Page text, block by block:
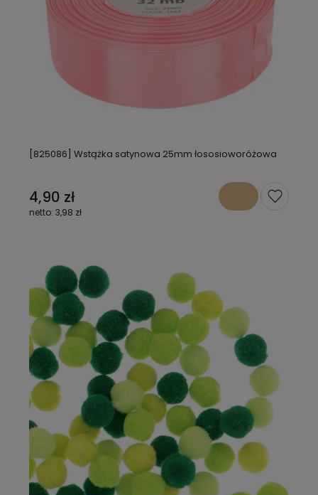
[825086] Wstążka satynowa 25mm łososioworóżowa
4,90 zł
3,98 zł